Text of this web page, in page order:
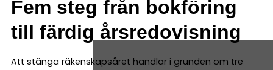
Fem steg från bokföring
till färdig årsredovisning
Att stänga räkenskapsåret handlar i grunden om tre